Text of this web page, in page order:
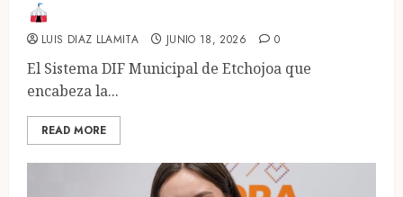
LUIS DIAZ LLAMITA JUNIO 18, 2026 0
El Sistema DIF Municipal de Etchojoa que
encabeza la...
READ MORE